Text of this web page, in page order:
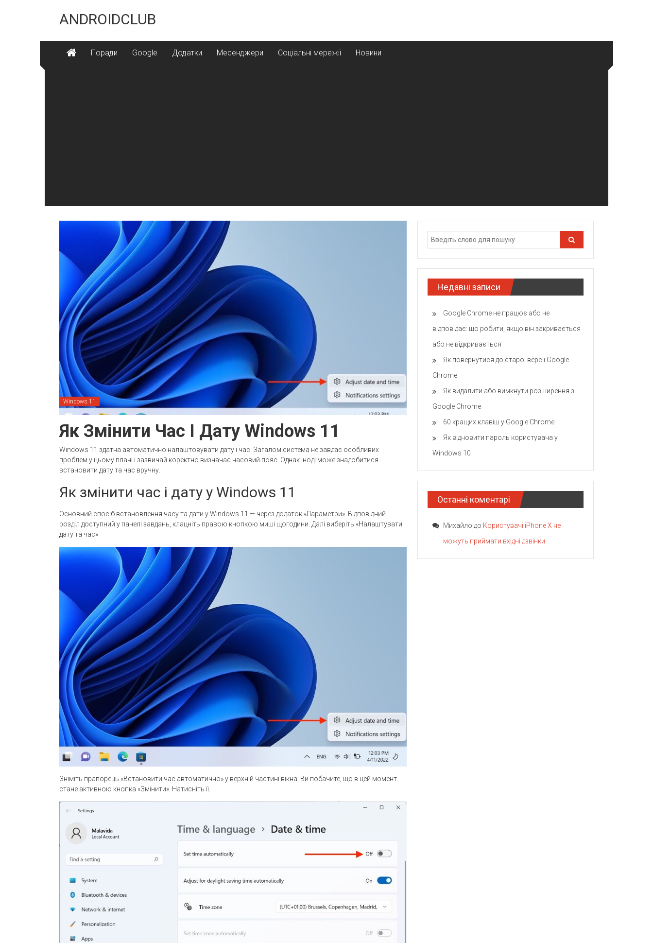
contentANDROIDCLUB
Поради Google Додатки Месенджери Соціальні мережіі Новини
Windows 11
Як Змінити Час І Дату Windows 11
Windows 11 здатна автоматично налаштовувати дату і час. Загалом система не завдає особливих
проблем у цьому плані і зазвичай коректно визначає часовий пояс. Однак іноді може знадобитися
встановити дату та час вручну.
Як змінити час і дату у Windows 11
Основний спосіб встановлення часу та дати у Windows 11 — через додаток «Параметри». Відповідний
розділ доступний у панелі завдань, клацніть правою кнопкою миші щогодини. Далі виберіть «Налаштувати
дату та час»
Зніміть прапорець «Встановити час автоматично» у верхній частині вікна. Ви побачите, що в цей момент
стане активною кнопка «Змінити». Натисніть її.
Недавні записи
Google Chrome не працює або не
відповідає: що робити, якщо він закривається
або не відкривається
Як повернутися до старої версії Google
Chrome
Як видалити або вимкнути розширення з
Google Chrome
60 кращих клавіш у Google Chrome
Як відновити пароль користувача у
Windows 10
Останні коментарі
Михайло до Користувачі iPhone X не
можуть приймати вхідні дзвінки